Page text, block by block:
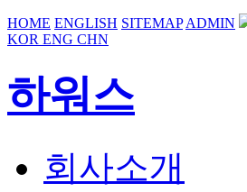
HOME ENGLISH SITEMAP ADMIN
KOR ENG CHN
하워스
회사소개